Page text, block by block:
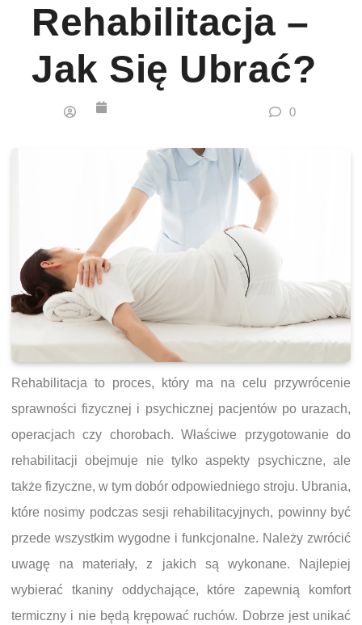
Rehabilitacja –
Jak Się Ubrać?
0
Rehabilitacja to proces, który ma na celu przywrócenie
sprawności fizycznej i psychicznej pacjentów po urazach,
operacjach czy chorobach. Właściwe przygotowanie do
rehabilitacji obejmuje nie tylko aspekty psychiczne, ale
także fizyczne, w tym dobór odpowiedniego stroju. Ubrania,
które nosimy podczas sesji rehabilitacyjnych, powinny być
przede wszystkim wygodne i funkcjonalne. Należy zwrócić
uwagę na materiały, z jakich są wykonane. Najlepiej
wybierać tkaniny oddychające, które zapewnią komfort
termiczny i nie będą krępować ruchów. Dobrze jest unikać